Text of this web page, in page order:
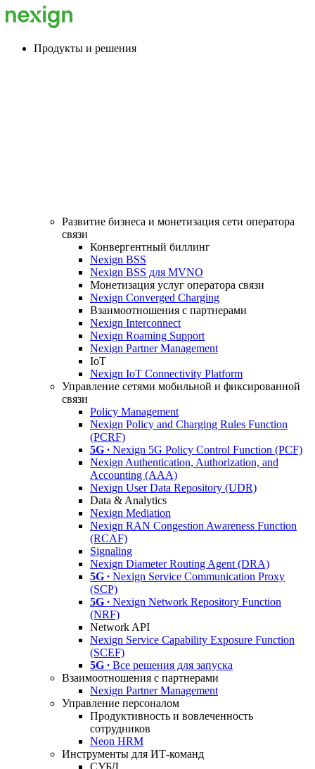
Продукты и решения
Развитие бизнеса и монетизация сети оператора
связи
Конвергентный биллинг
Nexign BSS
Nexign BSS для MVNO
Монетизация услуг оператора связи
Nexign Converged Charging
Взаимоотношения с партнерами
Nexign Interconnect
Nexign Roaming Support
Nexign Partner Management
IoT
Nexign IoT Connectivity Platform
Управление сетями мобильной и фиксированной
связи
Policy Management
Nexign Policy and Charging Rules Function
(PCRF)
5G ∙ Nexign 5G Policy Control Function (PCF)
Nexign Authentication, Authorization, and
Accounting (AAA)
Nexign User Data Repository (UDR)
Data & Analytics
Nexign Mediation
Nexign RAN Congestion Awareness Function
(RCAF)
Signaling
Nexign Diameter Routing Agent (DRA)
5G ∙ Nexign Service Communication Proxy
(SCP)
5G ∙ Nexign Network Repository Function
(NRF)
Network API
Nexign Service Capability Exposure Function
(SCEF)
5G ∙ Все решения для запуска
Взаимоотношения с партнерами
Nexign Partner Management
Управление персоналом
Продуктивность и вовлеченность
сотрудников
Neon HRM
Инструменты для ИТ-команд
СУБД